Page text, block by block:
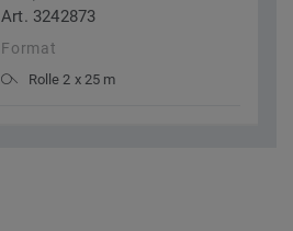
Art. 3242873
Format
Rolle 2 x 25 m